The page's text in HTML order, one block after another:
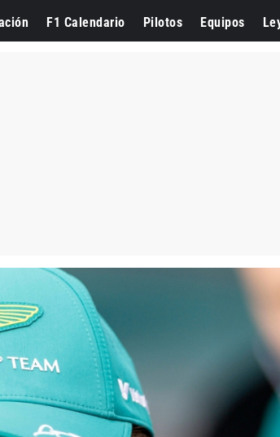
F1 Calendario Pilotos Equipos